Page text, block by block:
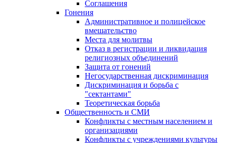
Соглашения
Гонения
Административное и полицейское
вмешательство
Места для молитвы
Отказ в регистрации и ликвидация
религиозных объединений
Защита от гонений
Негосударственная дискриминация
Дискриминация и борьба с
"сектантами"
Теоретическая борьба
Общественность и СМИ
Конфликты с местным населением и
организациями
Конфликты с учреждениями культуры